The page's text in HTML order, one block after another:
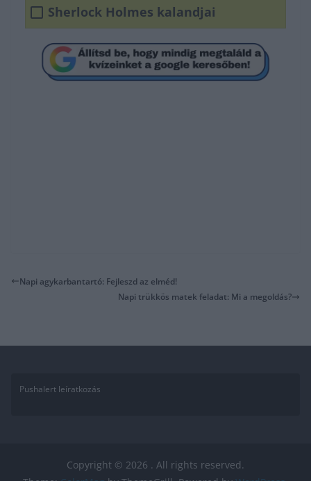
Sherlock Holmes kalandjai
Napi agykarbantartó: Fejleszd az elméd!
Napi trükkös matek feladat: Mi a megoldás?
Pushalert leíratkozás
Copyright © 2026 . All rights reserved.